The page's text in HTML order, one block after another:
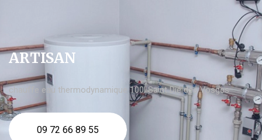
ARTISAN
chauffe eau thermodynamique 100l Saint Dié des Vosges
09 72 66 89 55